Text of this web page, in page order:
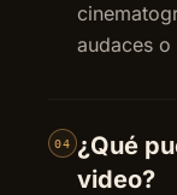
audaces
04
¿Qué
video?